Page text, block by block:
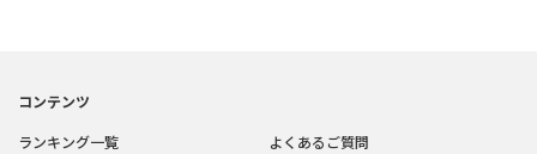
コンテンツ
ランキング一覧
よくあるご質問